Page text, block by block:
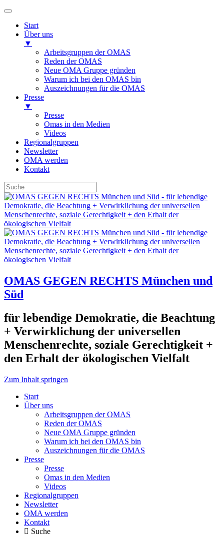
Start
Über uns
▼
Arbeitsgruppen der OMAS
Reden der OMAS
Neue OMA Gruppe gründen
Warum ich bei den OMAS bin
Auszeichnungen für die OMAS
Presse
▼
Presse
Omas in den Medien
Videos
Regionalgruppen
Newsletter
OMA werden
Kontakt
OMAS GEGEN RECHTS München und
Süd
für lebendige Demokratie, die Beachtung
+ Verwirklichung der universellen
Menschenrechte, soziale Gerechtigkeit +
den Erhalt der ökologischen Vielfalt
Zum Inhalt springen
Start
Über uns
Arbeitsgruppen der OMAS
Reden der OMAS
Neue OMA Gruppe gründen
Warum ich bei den OMAS bin
Auszeichnungen für die OMAS
Presse
Presse
Omas in den Medien
Videos
Regionalgruppen
Newsletter
OMA werden
Kontakt
Suche